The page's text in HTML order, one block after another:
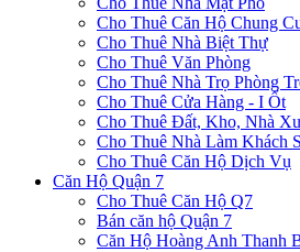
Cho Thuê Căn Hộ Chung
Cho Thuê Nhà Biệt Thự
Cho Thuê Văn Phòng
Cho Thuê Nhà Trọ Phòng
Cho Thuê Cửa Hàng - I Ốt
Cho Thuê Đất, Kho, Nhà
Cho Thuê Nhà Làm Khách
Cho Thuê Căn Hộ Dịch Vụ
Căn Hộ Quận 7
Cho Thuê Căn Hộ Q7
Bán căn hộ Quận 7
Căn Hộ Hoàng Anh Thanh